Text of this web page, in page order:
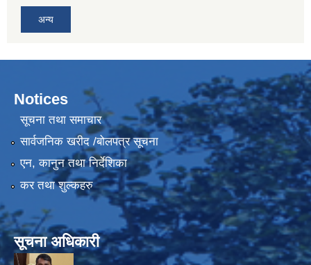
अन्य
Notices
सूचना तथा समाचार
सार्वजनिक खरीद /बोलपत्र सूचना
एन, कानुन तथा निर्देशिका
कर तथा शुल्कहरु
सूचना अधिकारी